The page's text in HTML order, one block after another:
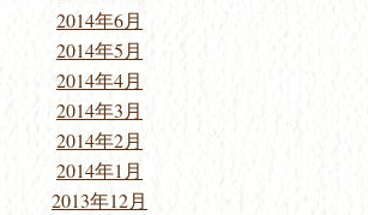
2014年6月
2014年5月
2014年4月
2014年3月
2014年2月
2014年1月
2013年12月